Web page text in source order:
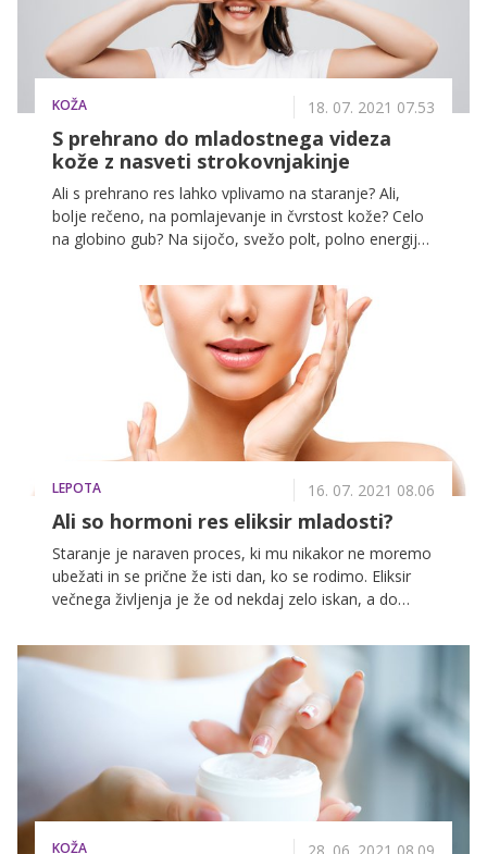
KOŽA 18. 07. 2021 07.53
S prehrano do mladostnega videza
kože z nasveti strokovnjakinje
Ali s prehrano res lahko vplivamo na staranje? Ali,
bolje rečeno, na pomlajevanje in čvrstost kože? Celo
na globino gub? Na sijočo, svežo polt, polno energije?
posledica našega življenjskega sloga. Spanje, stres,
predelana hrana in aditivi v hrani, kava, cigareti,
alkohol in izpostavljanje soncu ključno vplivajo na
naše počutje, zdravje in videz. Prehrana je eden štirih
ključnih stebrov pomlajevalnega življenjskega sloga.
LEPOTA 16. 07. 2021 08.06
Ali so hormoni res eliksir mladosti?
Staranje je naraven proces, ki mu nikakor ne moremo
ubežati in se prične že isti dan, ko se rodimo. Eliksir
večnega življenja je že od nekdaj zelo iskan, a do
čudežnega napoja, ki bi zagotavljal večno življenje in
mladosten videz. A kljub temu nekateri strokovnjaki
trdijo, da obstaja izvir mladosti – to so naši hormoni.
KOŽA